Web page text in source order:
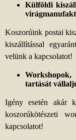
Külföldi
Koszorúink postai
kiszállítással
velünk a kapcsolatot!
Workshopok,
tartását
Igény esetén akár
koszorúkötészeti
kapcsolatot!